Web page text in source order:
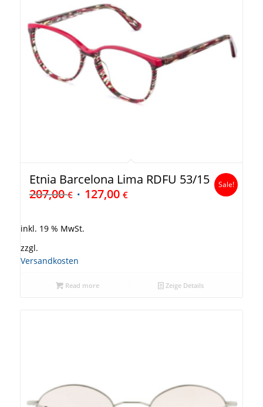
Etnia Barcelona Lima RDFU 53/15
207,00€ 127,00 €
Sale!
inkl. 19 % MwSt.
zzgl.
Versandkosten
Read more Zeige Details